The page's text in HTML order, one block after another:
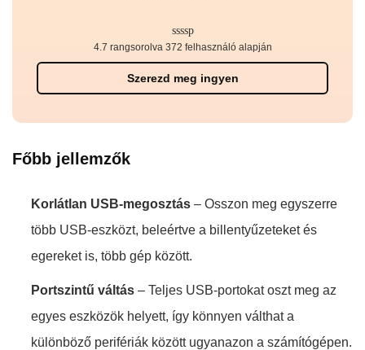
Szerezd meg ingyen
4.7 rangsorolva 372 felhasználó alapján
Főbb jellemzők
Korlátlan USB-megosztás – Osszon meg egyszerre
több USB-eszközt, beleértve a billentyűzeteket és
egereket is, több gép között.
Portszintű váltás – Teljes USB-portokat oszt meg az
egyes eszközök helyett, így könnyen válthat a
különböző perifériák között ugyanazon a számítógépen.